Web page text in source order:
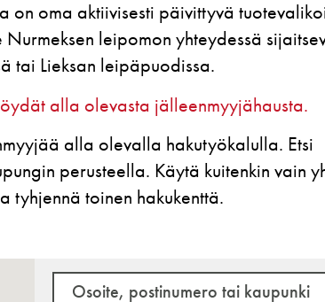
on oma aktiivisesti päivittyvä
leipomon yhteydessä
tai Lieksan leipäpuodissa.
alla olevasta jälleenmyyjähausta.
alla olevalla hakutyökalulla. Etsi
perusteella. Käytä kuitenkin vain
tyhjennä toinen hakukenttä.